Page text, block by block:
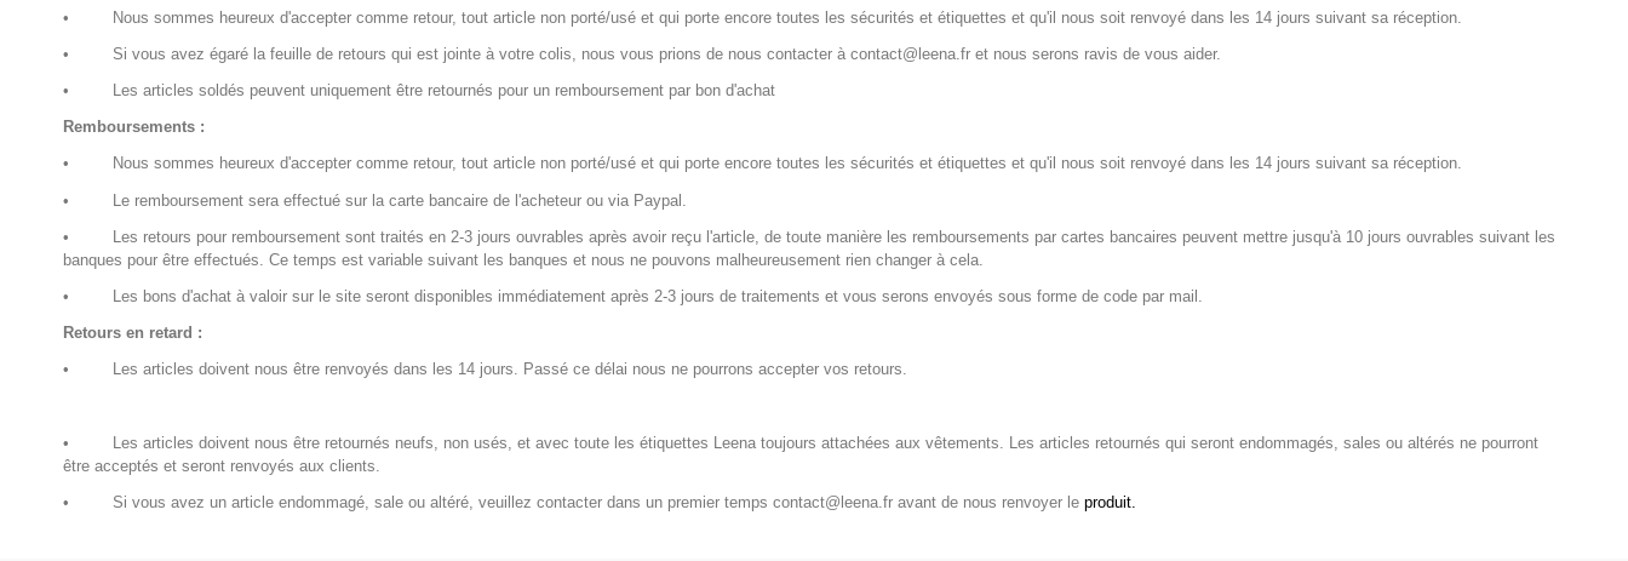
• Nous sommes heureux d'accepter comme retour, tout article non porté/usé et qui porte encore toutes les sécurités et étiquettes et qu'il nous soit renvoyé dans les 14 jours suivant sa réception.
• Si vous avez égaré la feuille de retours qui est jointe à votre colis, nous vous prions de nous contacter à contact@leena.fr et nous serons ravis de vous aider.
• Les articles soldés peuvent uniquement être retournés pour un remboursement par bon d'achat
Remboursements :
• Nous sommes heureux d'accepter comme retour, tout article non porté/usé et qui porte encore toutes les sécurités et étiquettes et qu'il nous soit renvoyé dans les 14 jours suivant sa réception.
• Le remboursement sera effectué sur la carte bancaire de l'acheteur ou via Paypal.
•
Les retours pour remboursement sont traités en 2-3 jours ouvrables après avoir reçu l'article, de toute manière les remboursements par cartes bancaires peuvent mettre jusqu'à 10 jours ouvrables suivant les
banques pour être effectués. Ce temps est variable suivant les banques et nous ne pouvons malheureusement rien changer à cela.
• Les bons d'achat à valoir sur le site seront disponibles immédiatement après 2-3 jours de traitements et vous serons envoyés sous forme de code par mail.
Retours en retard :
• Les articles doivent nous être renvoyés dans les 14 jours. Passé ce délai nous ne pourrons accepter vos retours.
•
Les articles doivent nous être retournés neufs, non usés, et avec toute les étiquettes Leena toujours attachées aux vêtements. Les articles retournés qui seront endommagés, sales ou altérés ne pourront
être acceptés et seront renvoyés aux clients.
• Si vous avez un article endommagé, sale ou altéré, veuillez contacter dans un premier temps contact@leena.fr avant de nous renvoyer le produit.